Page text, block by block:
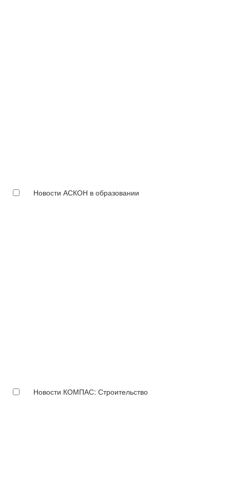
Новости АСКОН в образовании
Новости КОМПАС: Строительство